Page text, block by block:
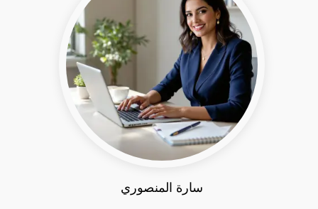
سارة المنصوري